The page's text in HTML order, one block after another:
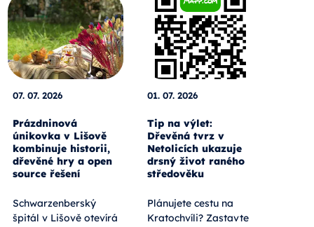
07. 07. 2026
Prázdninová
únikovka v Lišově
kombinuje historii,
dřevěné hry a open
source řešení
Schwarzenberský
špitál v Lišově otevírá
01. 07. 2026
Tip na výlet:
Dřevěná tvrz v
Netolicích ukazuje
drsný život raného
středověku
Plánujete cestu na
Kratochvíli? Zastavte